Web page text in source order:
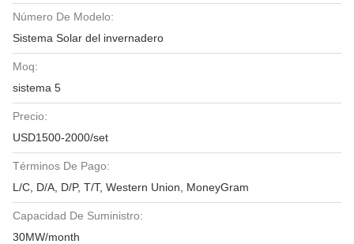
Número De Modelo:
Sistema Solar del invernadero
Moq:
sistema 5
Precio:
USD1500-2000/set
Términos De Pago:
L/C, D/A, D/P, T/T, Western Union, MoneyGram
Capacidad De Suministro:
30MW/month